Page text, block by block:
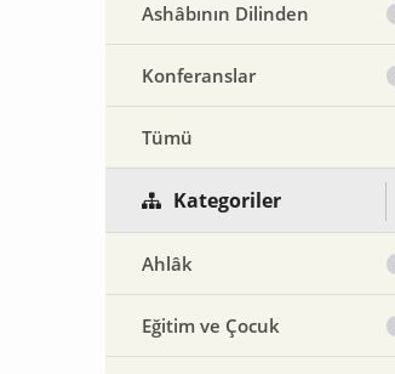
Ashâbının Dilinden
Konferanslar
Tümü
Kategoriler
Ahlâk
Eğitim ve Çocuk